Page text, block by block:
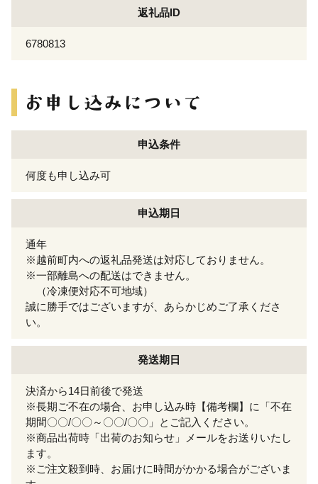
返礼品ID
6780813
申込条件
何度も申し込み可
申込期日
通年
※越前町内への返礼品発送は対応しておりません。
※一部離島への配送はできません。
（冷凍便対応不可地域）
誠に勝手ではございますが、あらかじめご了承くださ
い。
発送期日
決済から14日前後で発送
※長期ご不在の場合、お申し込み時【備考欄】に「不在
期間〇〇/〇〇～〇〇/〇〇」とご記入ください。
※商品出荷時「出荷のお知らせ」メールをお送りいたし
ます。
※ご注文殺到時、お届けに時間がかかる場合がございま